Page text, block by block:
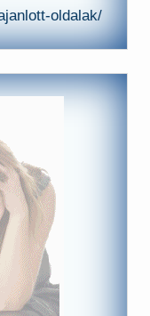
oldalak/